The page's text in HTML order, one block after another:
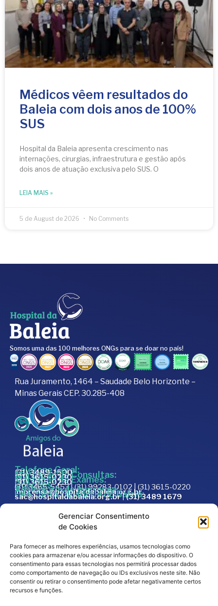
Gerenciar Consentimento
de Cookies
Para fornecer as melhores experiências, usamos tecnologias como
cookies para armazenar e/ou acessar informações do dispositivo. O
consentimento para essas tecnologias nos permitirá processar dados
como comportamento de navegação ou IDs exclusivos neste site. Não
consentir ou retirar o consentimento pode afetar negativamente certos
recursos e funções.
Médicos vêem resultados do
Baleia com dois anos de 100%
SUS
Hospital da Baleia apresenta crescimento nas
internações, cirurgias, infraestrutura e gestão após
dois anos de atuação exclusiva pelo SUS. O
LEIA MAIS »
5 de August de 2026 No Comments
Somos uma das 100 melhores ONGs para se doar no país!
Rua Juramento, 1464 – Saudade Belo Horizonte –
Minas Gerais CEP. 30.285-408
Telefone Geral:
(31) 3489-1500
Marcação de Consultas:
(31) 3615-0230
Marcação de Exames:
(31) 3615-0230
Doações:
(31) 3465-5453 | (31) 99283-0102 | (31) 3615-0220
Assessoria de Imprensa:
imprensa@hospitaldabaleia.org.br
Fale com a Ouvidoria do Baleia:
sac@hospitaldabaleia.org.br|(31) 3489 1679
Trabalhe Conosco
Editais
Política de Privacidade
Código de Integridade